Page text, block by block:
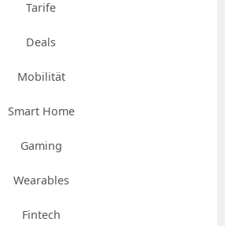
Tarife
Deals
Mobilität
Smart Home
Gaming
Wearables
Fintech